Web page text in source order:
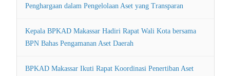
Penghargaan dalam Pengelolaan Aset yang Transparan
Kepala BPKAD Makassar Hadiri Rapat Wali Kota bersama
BPN Bahas Pengamanan Aset Daerah
BPKAD Makassar Ikuti Rapat Koordinasi Penertiban Aset